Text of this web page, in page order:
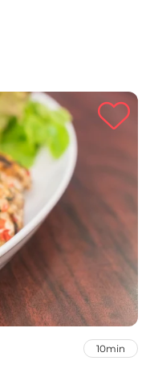
10min